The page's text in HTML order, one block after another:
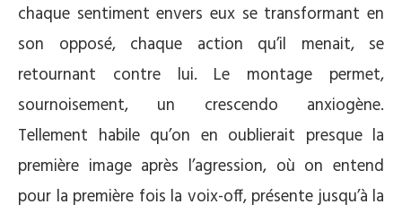
chaque sentiment envers eux se transformant en
son opposé, chaque action qu’il menait, se
retournant contre lui. Le montage permet,
sournoisement, un crescendo anxiogène.
Tellement habile qu’on en oublierait presque la
première image après l’agression, où on entend
pour la première fois la voix-off, présente jusqu’à la